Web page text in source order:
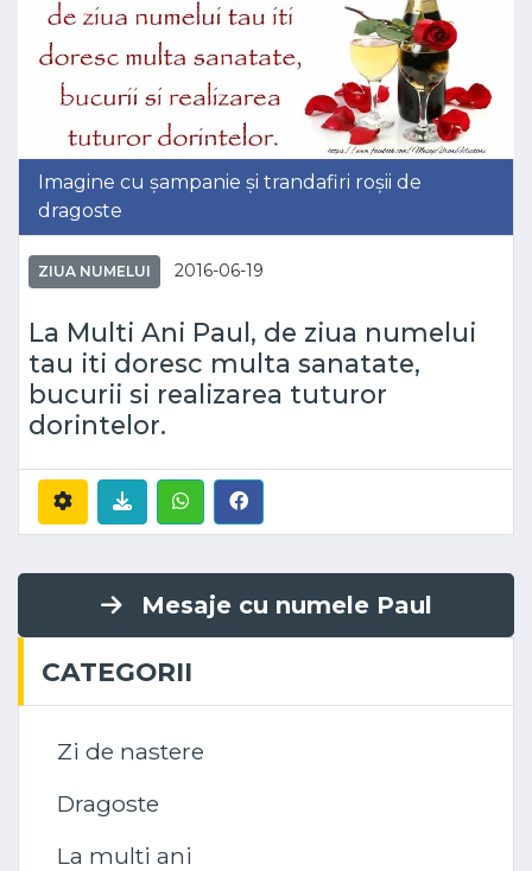
Imagine cu șampanie și trandafiri roșii de
dragoste
ZIUA NUMELUI 2016-06-19
La Multi Ani Paul, de ziua numelui
tau iti doresc multa sanatate,
bucurii si realizarea tuturor
dorintelor.
Mesaje cu numele Paul
CATEGORII
Zi de nastere
Dragoste
La multi ani